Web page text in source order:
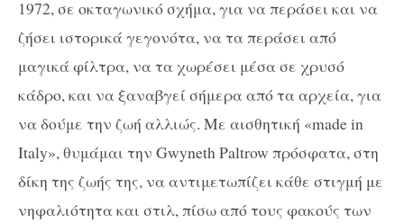
1972, σε οκταγωνικό σχήμα, για να περάσει και να
ζήσει ιστορικά γεγονότα, να τα περάσει από
μαγικά φίλτρα, να τα χωρέσει μέσα σε χρυσό
κάδρο, και να ξαναβγεί σήμερα από τα αρχεία, για
να δούμε την ζωή αλλιώς. Με αισθητική «made in
Italy», θυμάμαι την Gwyneth Paltrow πρόσφατα, στη
δίκη της ζωής της, να αντιμετωπίζει κάθε στιγμή με
νηφαλιότητα και στιλ, πίσω από τους φακούς των